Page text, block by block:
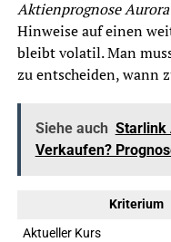
Aktienprognose
Hinweise auf einen
bleibt volatil. Man
zu entscheiden, wann
Siehe auch Starlink
Verkaufen?
Kriterium
Aktueller Kurs